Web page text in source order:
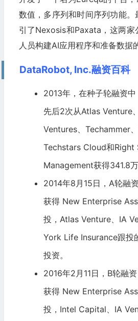
数值，多序列和时间序列功能
引了Nexosis和Paxata，这两家
人员构建AI应用程序和准备数据
DataRobot, Inc.融资百科
2013年，在种子轮融资
先后2次从Atlas Venture
Ventures、Techammer、
TechstarsCloud和Right
Management获得341.8万
2014年8月15日，A轮融
获得 New Enterprise
投，Atlas Venture、IA
York Life Insurance跟投
投资。
2016年2月11日，B轮融
获得 New Enterprise
投， Intel Capital、IA